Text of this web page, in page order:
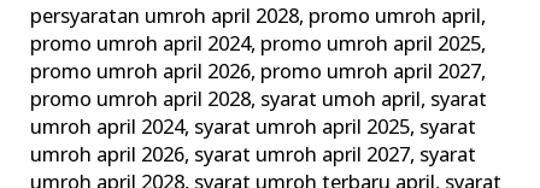
persyaratan umroh april 2028, promo umroh april,
promo umroh april 2024, promo umroh april 2025,
promo umroh april 2026, promo umroh april 2027,
promo umroh april 2028, syarat umoh april, syarat
umroh april 2024, syarat umroh april 2025, syarat
umroh april 2026, syarat umroh april 2027, syarat